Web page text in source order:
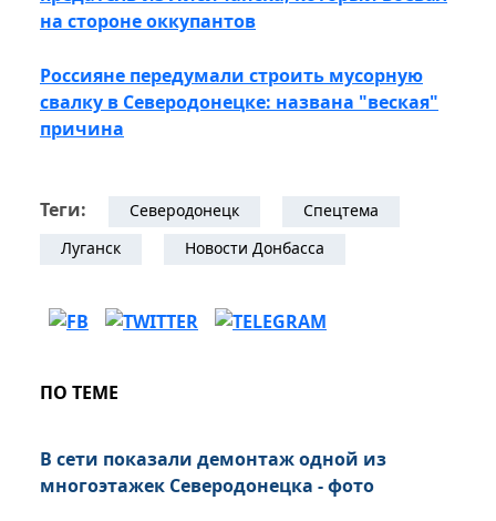
на стороне оккупантов
Россияне передумали строить мусорную
свалку в Северодонецке: названа "веская"
причина
Теги: Северодонецк
Спецтема
Луганск
Новости Донбасса
ПО ТЕМЕ
В сети показали демонтаж одной из
многоэтажек Северодонецка - фото